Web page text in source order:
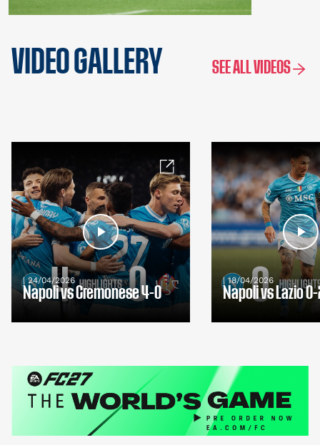
VIDEO GALLERY SEE ALL VIDEOS
| 24/04/2026
Napoli vs Cremonese 4-0
| 18/04/2026
Napoli vs Lazio